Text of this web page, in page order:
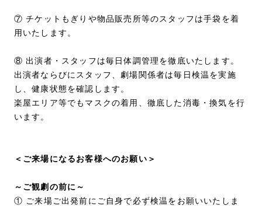
⑦ チケットもぎりや物品販売所等のスタッフは手袋を着
用いたします。
⑧ 出演者・スタッフは毎日体調管理を徹底いたします。
出演者ならびにスタッフ、劇場関係者は毎日検温を実施
し、健康状態を確認します。
楽屋エリア等でもマスクの着用、徹底した消毒・換気を行
います。
＜ご来場になるお客様へのお願い＞
～ご観劇の前に～
① ご来場ご出発前にご自身で必ず検温をお願いいたしま